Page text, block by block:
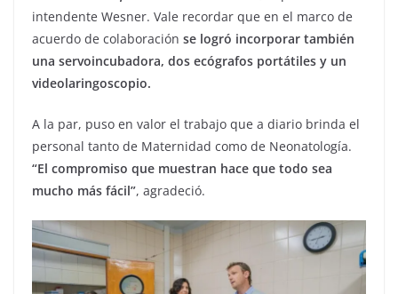
intendente Wesner. Vale recordar que en el marco de
acuerdo de colaboración se logró incorporar también
una servoincubadora, dos ecógrafos portátiles y un
videolaringoscopio.
A la par, puso en valor el trabajo que a diario brinda el
personal tanto de Maternidad como de Neonatología.
“El compromiso que muestran hace que todo sea
mucho más fácil”, agradeció.